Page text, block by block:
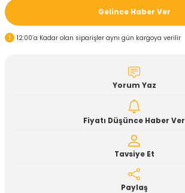
Gelince Haber Ver
12:00’a Kadar olan siparişler aynı gün kargoya verilir
Yorum Yaz
Fiyatı Düşünce Haber Ver
Tavsiye Et
Paylaş